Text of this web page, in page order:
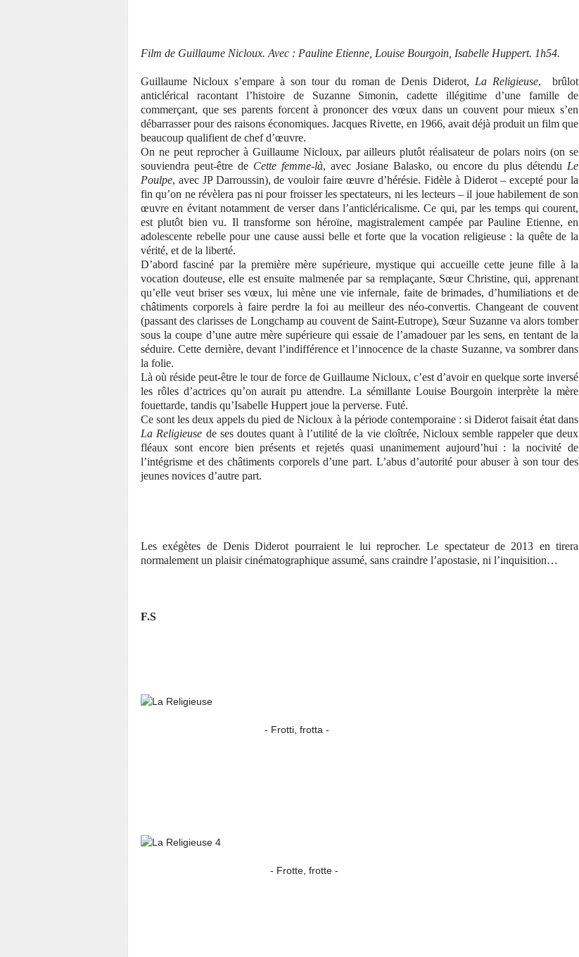
Film de Guillaume Nicloux. Avec : Pauline Etienne, Louise Bourgoin, Isabelle Huppert. 1h54.
Guillaume Nicloux s’empare à son tour du roman de Denis Diderot, La Religieuse, brûlot
anticlérical racontant l’histoire de Suzanne Simonin, cadette illégitime d’une famille de
commerçant, que ses parents forcent à prononcer des vœux dans un couvent pour mieux s’en
débarrasser pour des raisons économiques. Jacques Rivette, en 1966, avait déjà produit un film que
beaucoup qualifient de chef d’œuvre.
On ne peut reprocher à Guillaume Nicloux, par ailleurs plutôt réalisateur de polars noirs (on se
souviendra peut-être de Cette femme-là, avec Josiane Balasko, ou encore du plus détendu Le
Poulpe, avec JP Darroussin), de vouloir faire œuvre d’hérésie. Fidèle à Diderot – excepté pour la
fin qu’on ne révèlera pas ni pour froisser les spectateurs, ni les lecteurs – il joue habilement de son
œuvre en évitant notamment de verser dans l’anticléricalisme. Ce qui, par les temps qui courent,
est plutôt bien vu. Il transforme son héroïne, magistralement campée par Pauline Etienne, en
adolescente rebelle pour une cause aussi belle et forte que la vocation religieuse : la quête de la
vérité, et de la liberté.
D’abord fasciné par la première mère supérieure, mystique qui accueille cette jeune fille à la
vocation douteuse, elle est ensuite malmenée par sa remplaçante, Sœur Christine, qui, apprenant
qu’elle veut briser ses vœux, lui mène une vie infernale, faite de brimades, d’humiliations et de
châtiments corporels à faire perdre la foi au meilleur des néo-convertis. Changeant de couvent
(passant des clarisses de Longchamp au couvent de Saint-Eutrope), Sœur Suzanne va alors tomber
sous la coupe d’une autre mère supérieure qui essaie de l’amadouer par les sens, en tentant de la
séduire. Cette dernière, devant l’indifférence et l’innocence de la chaste Suzanne, va sombrer dans
la folie.
Là où réside peut-être le tour de force de Guillaume Nicloux, c’est d’avoir en quelque sorte inversé
les rôles d’actrices qu’on aurait pu attendre. La sémillante Louise Bourgoin interprète la mère
fouettarde, tandis qu’Isabelle Huppert joue la perverse. Futé.
Ce sont les deux appels du pied de Nicloux à la période contemporaine : si Diderot faisait état dans
La Religieuse de ses doutes quant à l’utilité de la vie cloîtrée, Nicloux semble rappeler que deux
fléaux sont encore bien présents et rejetés quasi unanimement aujourd’hui : la nocivité de
l’intégrisme et des châtiments corporels d’une part. L’abus d’autorité pour abuser à son tour des
jeunes novices d’autre part.
Les exégètes de Denis Diderot pourraient le lui reprocher. Le spectateur de 2013 en tirera
normalement un plaisir cinématographique assumé, sans craindre l’apostasie, ni l’inquisition…
F.S
- Frotti, frotta -
- Frotte, frotte -